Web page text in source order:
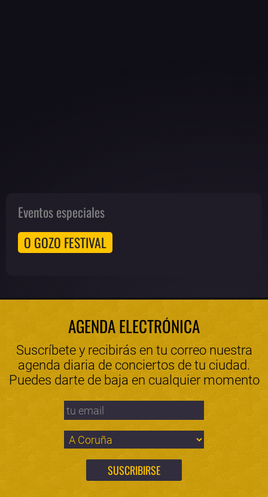
Eventos especiales
O GOZO FESTIVAL
AGENDA ELECTRÓNICA
Suscríbete y recibirás en tu correo nuestra
agenda diaria de conciertos de tu ciudad.
Puedes darte de baja en cualquier momento